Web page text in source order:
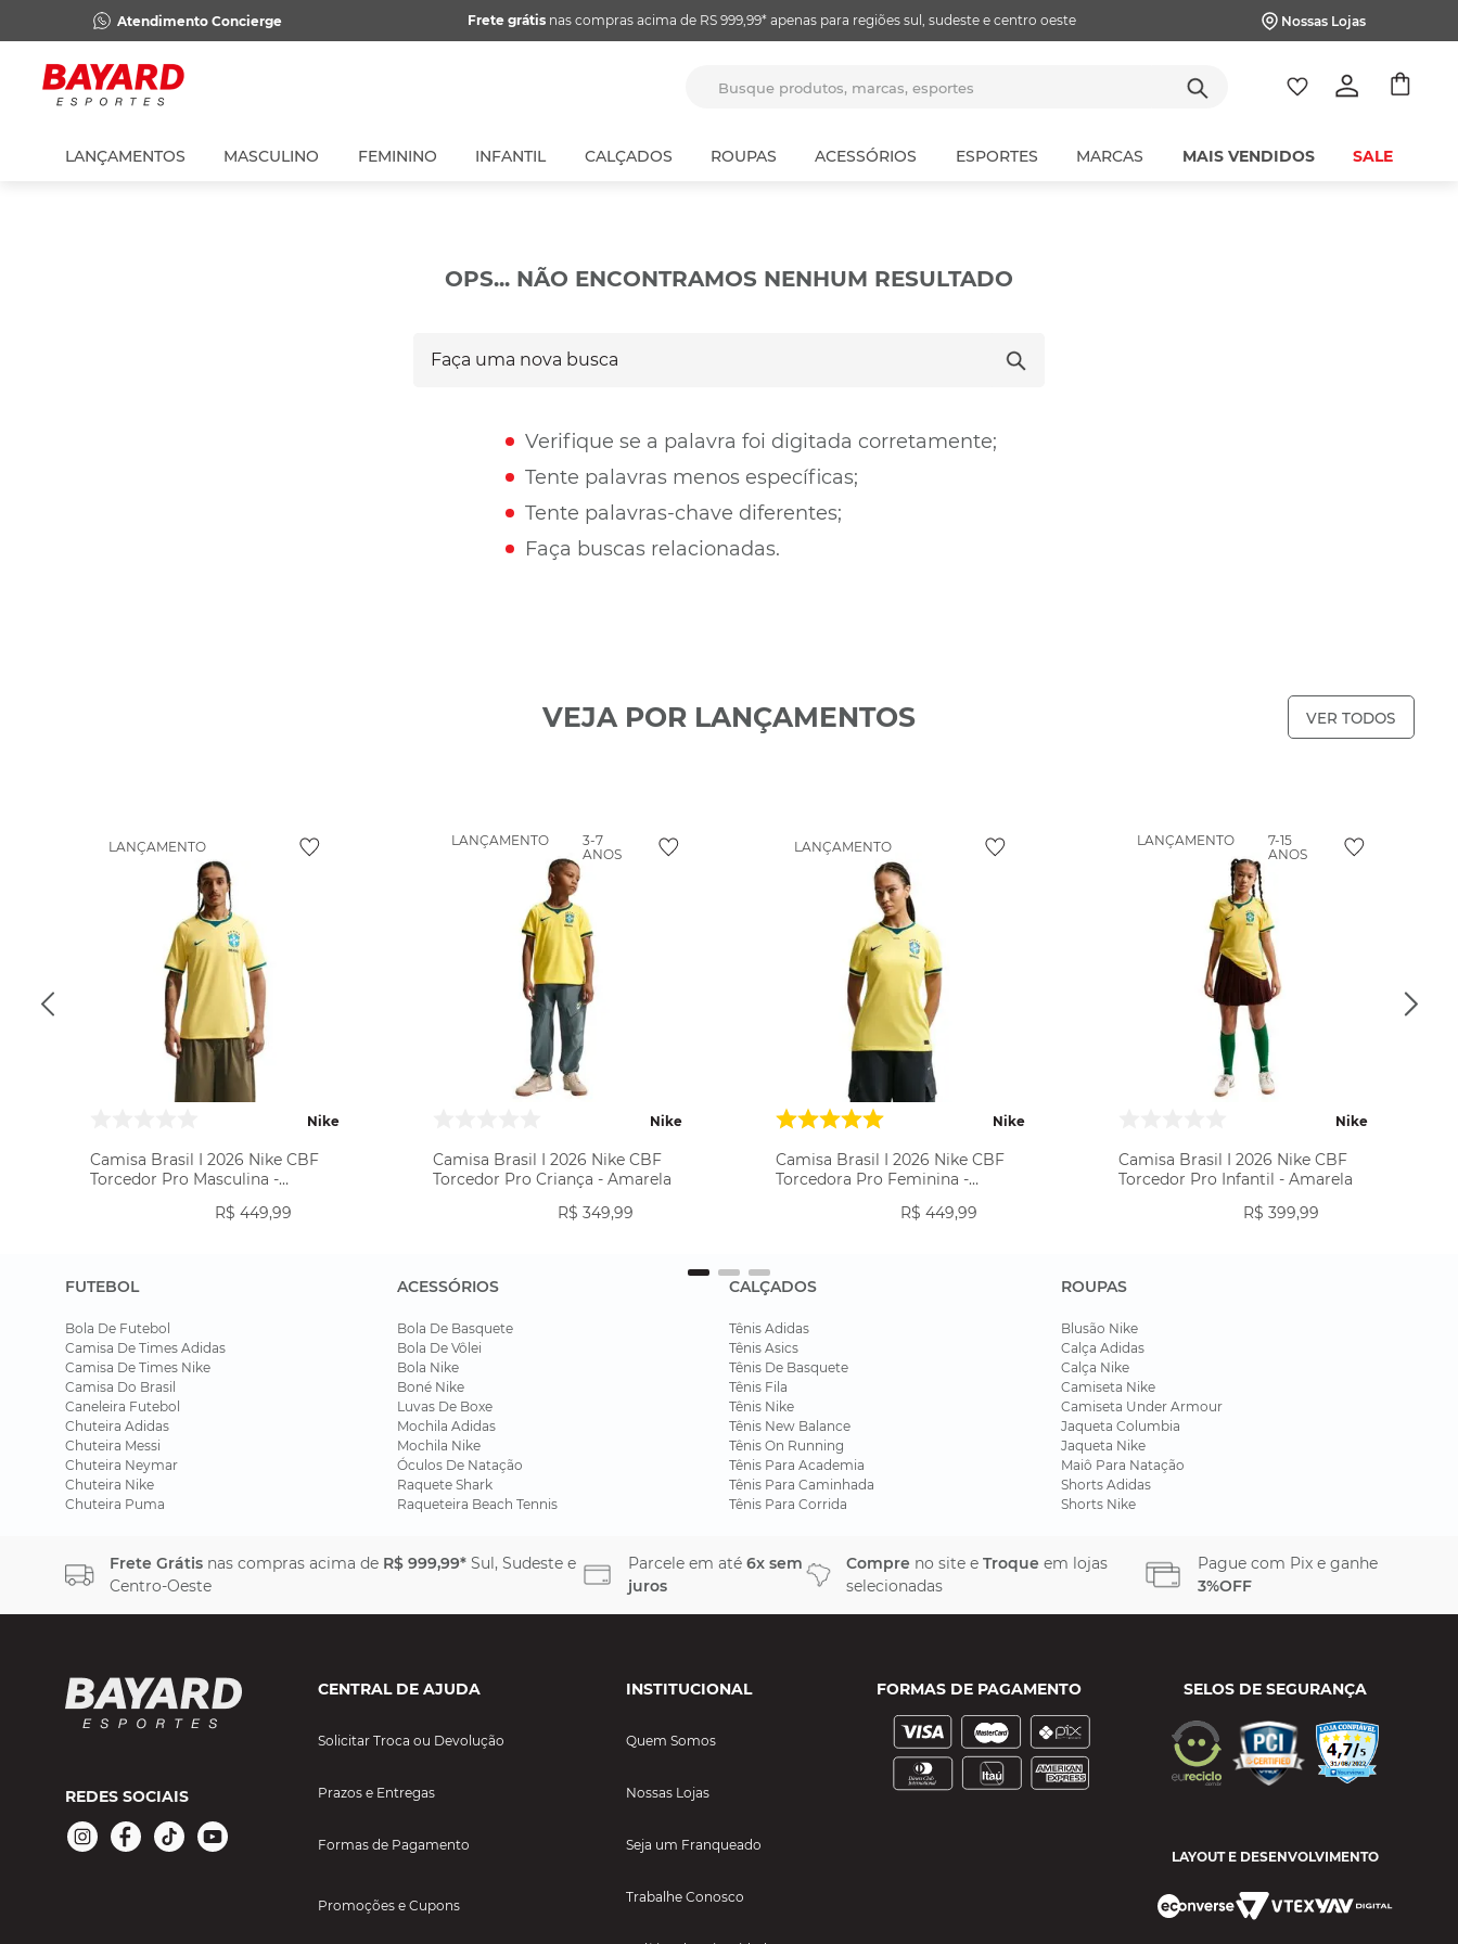
Atendimento Concierge Frete grátisnas compras acima de RS 999,99* apenas para regiões sul, sudeste e centro oeste Nossas Lojas
LANÇAMENTOS MASCULINO FEMININO INFANTIL CALÇADOS ROUPAS ACESSÓRIOS ESPORTES MARCAS MAIS VENDIDOS SALE
OPS... NÃO ENCONTRAMOS NENHUM RESULTADO
Verifique se a palavra foi digitada corretamente;
Tente palavras menos específicas;
Tente palavras-chave diferentes;
Faça buscas relacionadas.
VEJA POR LANÇAMENTOS VER TODOS
LANÇAMENTO
Nike
Camisa Brasil I 2026 Nike CBF
Torcedor Pro Masculina -
R$ 449,99
LANÇAMENTO
3-7
ANOS
Nike
Camisa Brasil I 2026 Nike CBF
Torcedor Pro Criança - Amarela
R$ 349,99
LANÇAMENTO
Nike
Camisa Brasil I 2026 Nike CBF
Torcedora Pro Feminina -
R$ 449,99
LANÇAMENTO
7-15
ANOS
Nike
Camisa Brasil I 2026 Nike CBF
Torcedor Pro Infantil - Amarela
R$ 399,99
FUTEBOL
Bola De Futebol
Camisa De Times Adidas
Camisa De Times Nike
Camisa Do Brasil
Caneleira Futebol
Chuteira Adidas
Chuteira Messi
Chuteira Neymar
Chuteira Nike
Chuteira Puma
ACESSÓRIOS
Bola De Basquete
Bola De Vôlei
Bola Nike
Boné Nike
Luvas De Boxe
Mochila Adidas
Mochila Nike
Óculos De Natação
Raquete Shark
Raqueteira Beach Tennis
CALÇADOS
Tênis Adidas
Tênis Asics
Tênis De Basquete
Tênis Fila
Tênis Nike
Tênis New Balance
Tênis On Running
Tênis Para Academia
Tênis Para Caminhada
Tênis Para Corrida
ROUPAS
Blusão Nike
Calça Adidas
Calça Nike
Camiseta Nike
Camiseta Under Armour
Jaqueta Columbia
Jaqueta Nike
Maiô Para Natação
Shorts Adidas
Shorts Nike
Frete Grátis nas compras acima de R$ 999,99* Sul, Sudeste e
Centro-Oeste
Parcele em até 6x sem
juros
Compre no site e Troque em lojas
selecionadas
Pague com Pix e ganhe
3%OFF
REDES SOCIAIS
CENTRAL DE AJUDA
Solicitar Troca ou Devolução
Prazos e Entregas
Formas de Pagamento
Promoções e Cupons
INSTITUCIONAL
Quem Somos
Nossas Lojas
Seja um Franqueado
Trabalhe Conosco
FORMAS DE PAGAMENTO SELOS DE SEGURANÇA
LAYOUT E DESENVOLVIMENTO